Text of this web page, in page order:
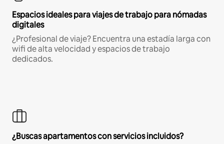
Espacios ideales para viajes de trabajo para nómadas
digitales
¿Profesional de viaje? Encuentra una estadía larga con
wifi de alta velocidad y espacios de trabajo
dedicados.
¿Buscas apartamentos con servicios incluidos?